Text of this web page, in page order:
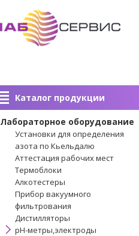
Каталог продукции
Лабораторное оборудование
Установки для определения
азота по Кьельдалю
Аттестация рабочих мест
Термоблоки
Алкотестеры
Прибор вакуумного
фильтрования
Дистилляторы
pH-метры,электроды